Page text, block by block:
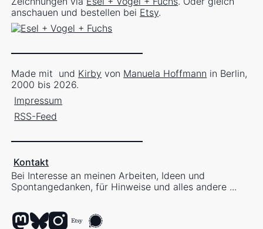
anschauen und bestellen bei Etsy.
Made mit und Kirby von Manuela Hoffmann in Berlin,
2000 bis 2026.
Impressum
RSS-Feed
Kontakt
Bei Interesse an meinen Arbeiten, Ideen und
Spontangedanken, für Hinweise und alles andere ...